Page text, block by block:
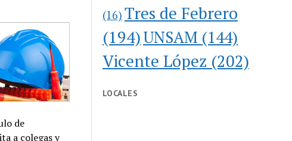
de
a colegas y
(16) Tres de Febrero
(194)UNSAM (144)
Vicente López (202)
LOCALES